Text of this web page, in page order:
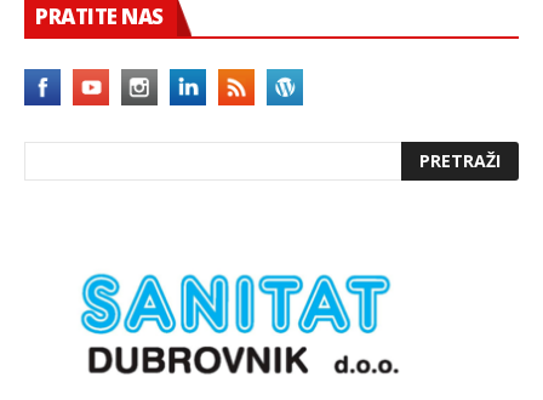
PRATITE NAS